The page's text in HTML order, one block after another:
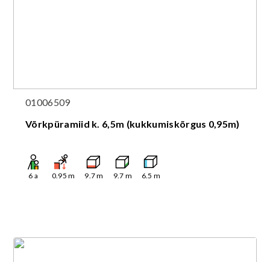
01006509
Võrkpüramiid k. 6,5m (kukkumiskõrgus 0,95m)
6 a 0.95 m 9.7m 9.7 m 6.5 m